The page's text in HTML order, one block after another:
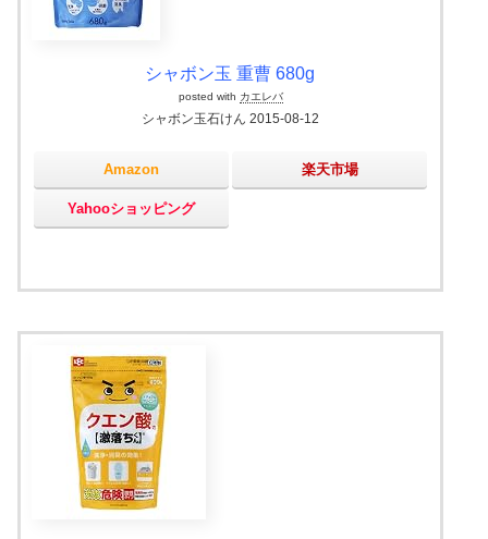
シャボン玉 重曹 680g
posted with カエレバ
シャボン玉石けん 2015-08-12
Amazon 楽天市場
Yahooショッピング